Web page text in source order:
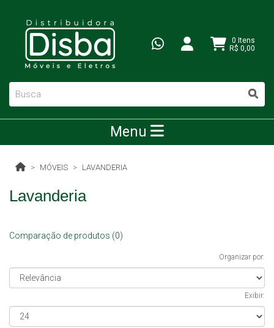
0 Itens
R$ 0,00
Menu
MÓVEIS LAVANDERIA
Lavanderia
Comparação de produtos (0)
Organizar por:
Exibir: